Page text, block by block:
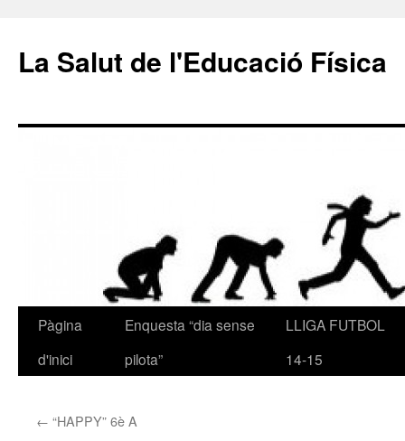
La Salut de l'Educació Física
Vés
Pàgina
d'inici
Enquesta “dia sense
pilota”
LLIGA FUTBOL
14-15
← “HAPPY” 6è A